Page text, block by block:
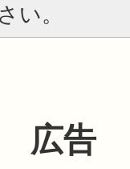
い。
広告